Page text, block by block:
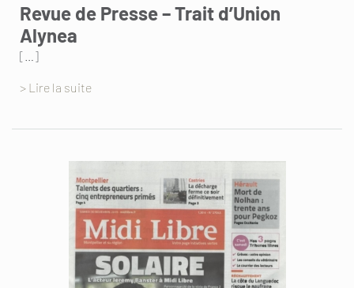
Revue de Presse – Trait d’Union
Alynea
[…]
> Lire la suite